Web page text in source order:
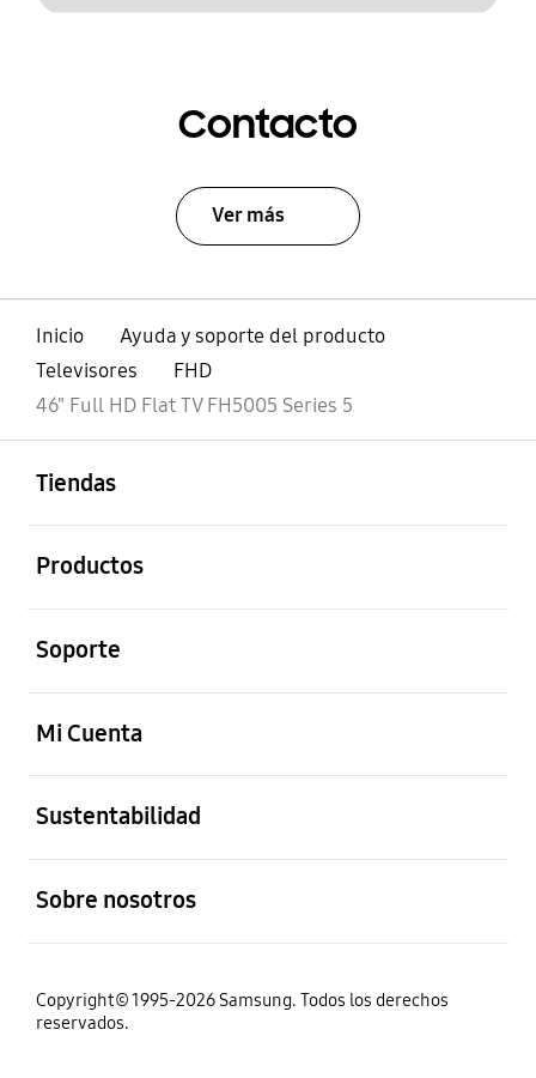
Contacto
Ver más
Inicio
Ayuda y soporte del producto
Televisores
FHD
46" Full HD Flat TV FH5005 Series 5
Tiendas
Productos
Soporte
Mi Cuenta
Sustentabilidad
Sobre nosotros
Copyright© 1995-2026 Samsung. Todos los derechos
reservados.